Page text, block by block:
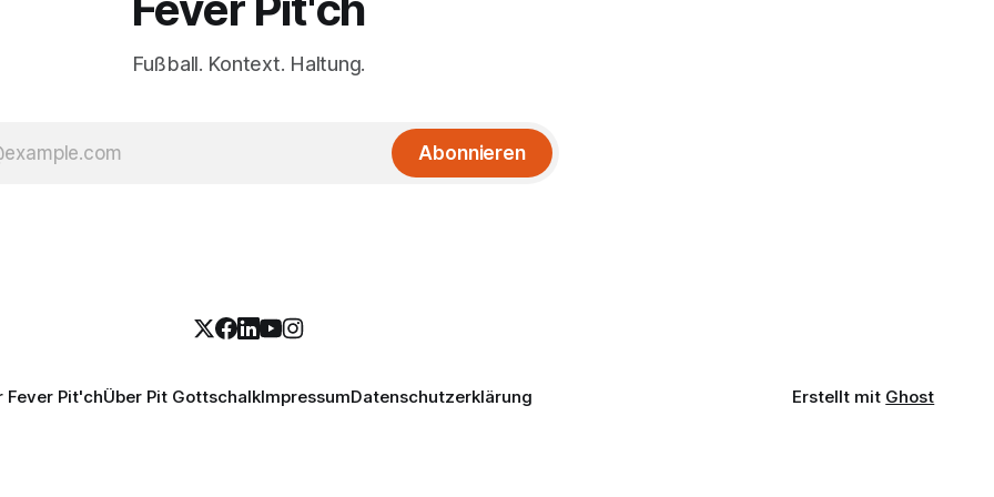
Fußball. Kontext. Haltung.
Abonnieren
Fever Pit'chÜber Pit GottschalkImpressumDatenschutzerklärung Erstellt mit Ghost